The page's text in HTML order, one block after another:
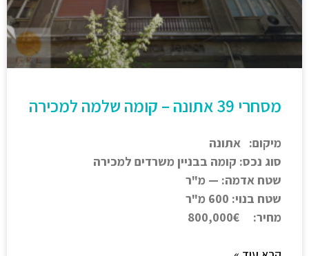
מסחרי 39 אתונה – קומה שלמה למכירה
מיקום: אתונה
סוג נכס: קומה בבניין משרדים למכירה
שטח אדמה: — מ"ר
שטח בנוי: 600 מ"ר
מחיר: 800,000€